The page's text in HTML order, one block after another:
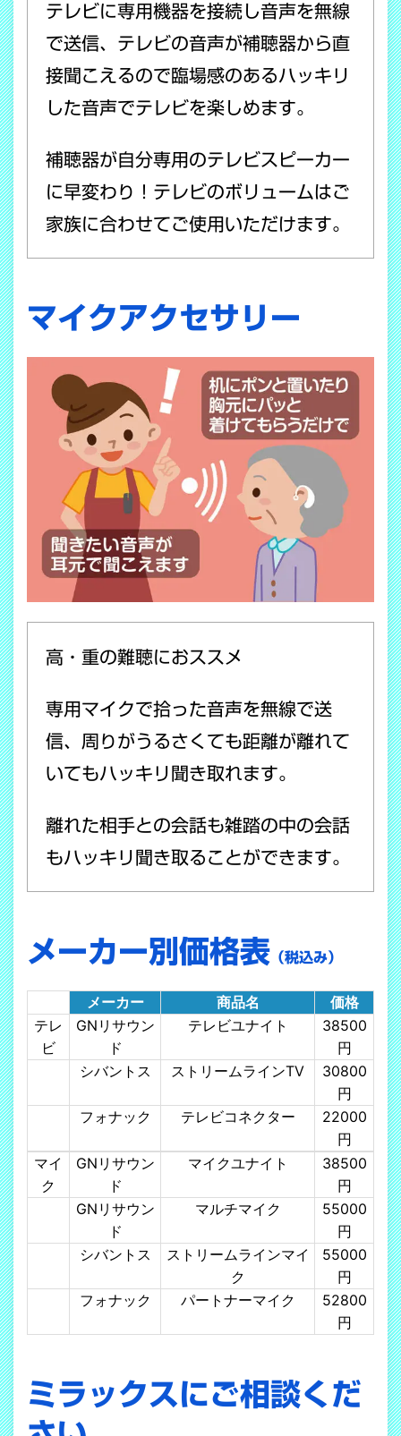
テレビに専用機器を接続し音声を無線
で送信、テレビの音声が補聴器から直
接聞こえるので臨場感のあるハッキリ
した音声でテレビを楽しめます。
補聴器が自分専用のテレビスピーカー
に早変わり！テレビのボリュームはご
家族に合わせてご使用いただけます。
マイクアクセサリー
高・重の難聴におススメ
専用マイクで拾った音声を無線で送
信、周りがうるさくても距離が離れて
いてもハッキリ聞き取れます。
離れた相手との会話も雑踏の中の会話
もハッキリ聞き取ることができます。
メーカー別価格表 （税込み）
メーカー 商品名
価格
テレ
ビ
GNリサウン
ド
テレビユナイト
38500
円
シバントス
ストリームラインTV
30800
円
フォナック
テレビコネクター
22000
円
マイ
ク
GNリサウン
ド
マイクユナイト
38500
円
GNリサウン
ド
マルチマイク
55000
円
シバントス
ストリームラインマイ
ク
55000
円
フォナック
パートナーマイク
52800
円
ミラックスにご相談くだ